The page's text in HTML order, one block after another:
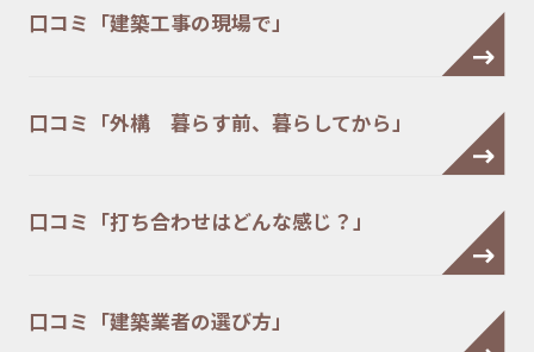
口コミ「建築工事の現場で」
口コミ「外構 暮らす前、暮らしてから」
口コミ「打ち合わせはどんな感じ？」
口コミ「建築業者の選び方」